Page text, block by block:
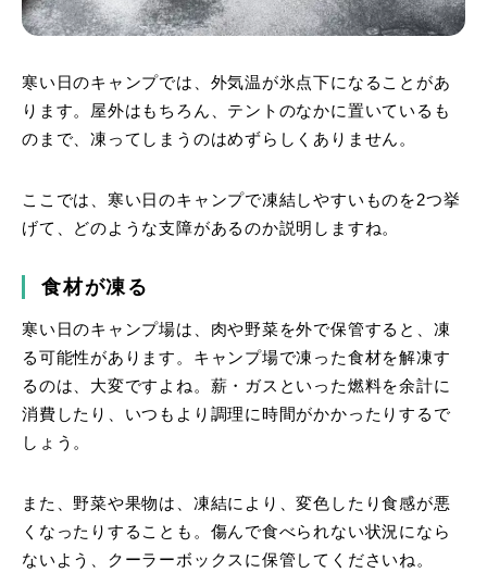
寒い日のキャンプでは、外気温が氷点下になることがあ
ります。屋外はもちろん、テントのなかに置いているも
のまで、凍ってしまうのはめずらしくありません。
ここでは、寒い日のキャンプで凍結しやすいものを2つ挙
げて、どのような支障があるのか説明しますね。
食材が凍る
寒い日のキャンプ場は、肉や野菜を外で保管すると、凍
る可能性があります。キャンプ場で凍った食材を解凍す
るのは、大変ですよね。薪・ガスといった燃料を余計に
消費したり、いつもより調理に時間がかかったりするで
しょう。
また、野菜や果物は、凍結により、変色したり食感が悪
くなったりすることも。傷んで食べられない状況になら
ないよう、クーラーボックスに保管してくださいね。